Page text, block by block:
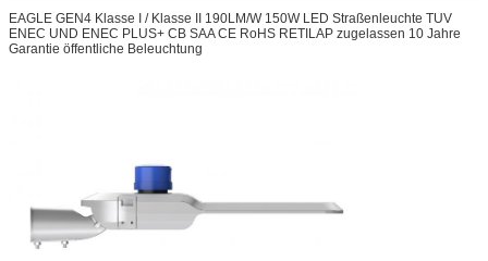
EAGLE GEN4 Klasse I / Klasse II 190LM/W 150W LED Straßenleuchte TUV
ENEC UND ENEC PLUS+ CB SAA CE RoHS RETILAP zugelassen 10 Jahre
Garantie öffentliche Beleuchtung